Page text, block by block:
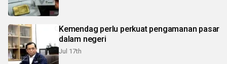
Kemendag perlu perkuat pengamanan pasar
dalam negeri
Jul 17th